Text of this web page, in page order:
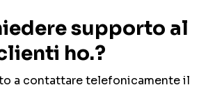
supporto al
ho.?
a contattare telefonicamente il